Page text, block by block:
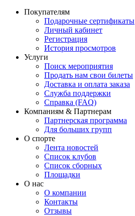
Покупателям
Подарочные сертификаты
Личный кабинет
Регистрация
История просмотров
Услуги
Поиск мероприятия
Продать нам свои билеты
Доставка и оплата заказа
Служба поддержки
Справка (FAQ)
Компаниям & Партнерам
Партнерская программа
Для больших групп
О спорте
Лента новостей
Список клубов
Список сборных
Площадки
О нас
О компании
Контакты
Отзывы